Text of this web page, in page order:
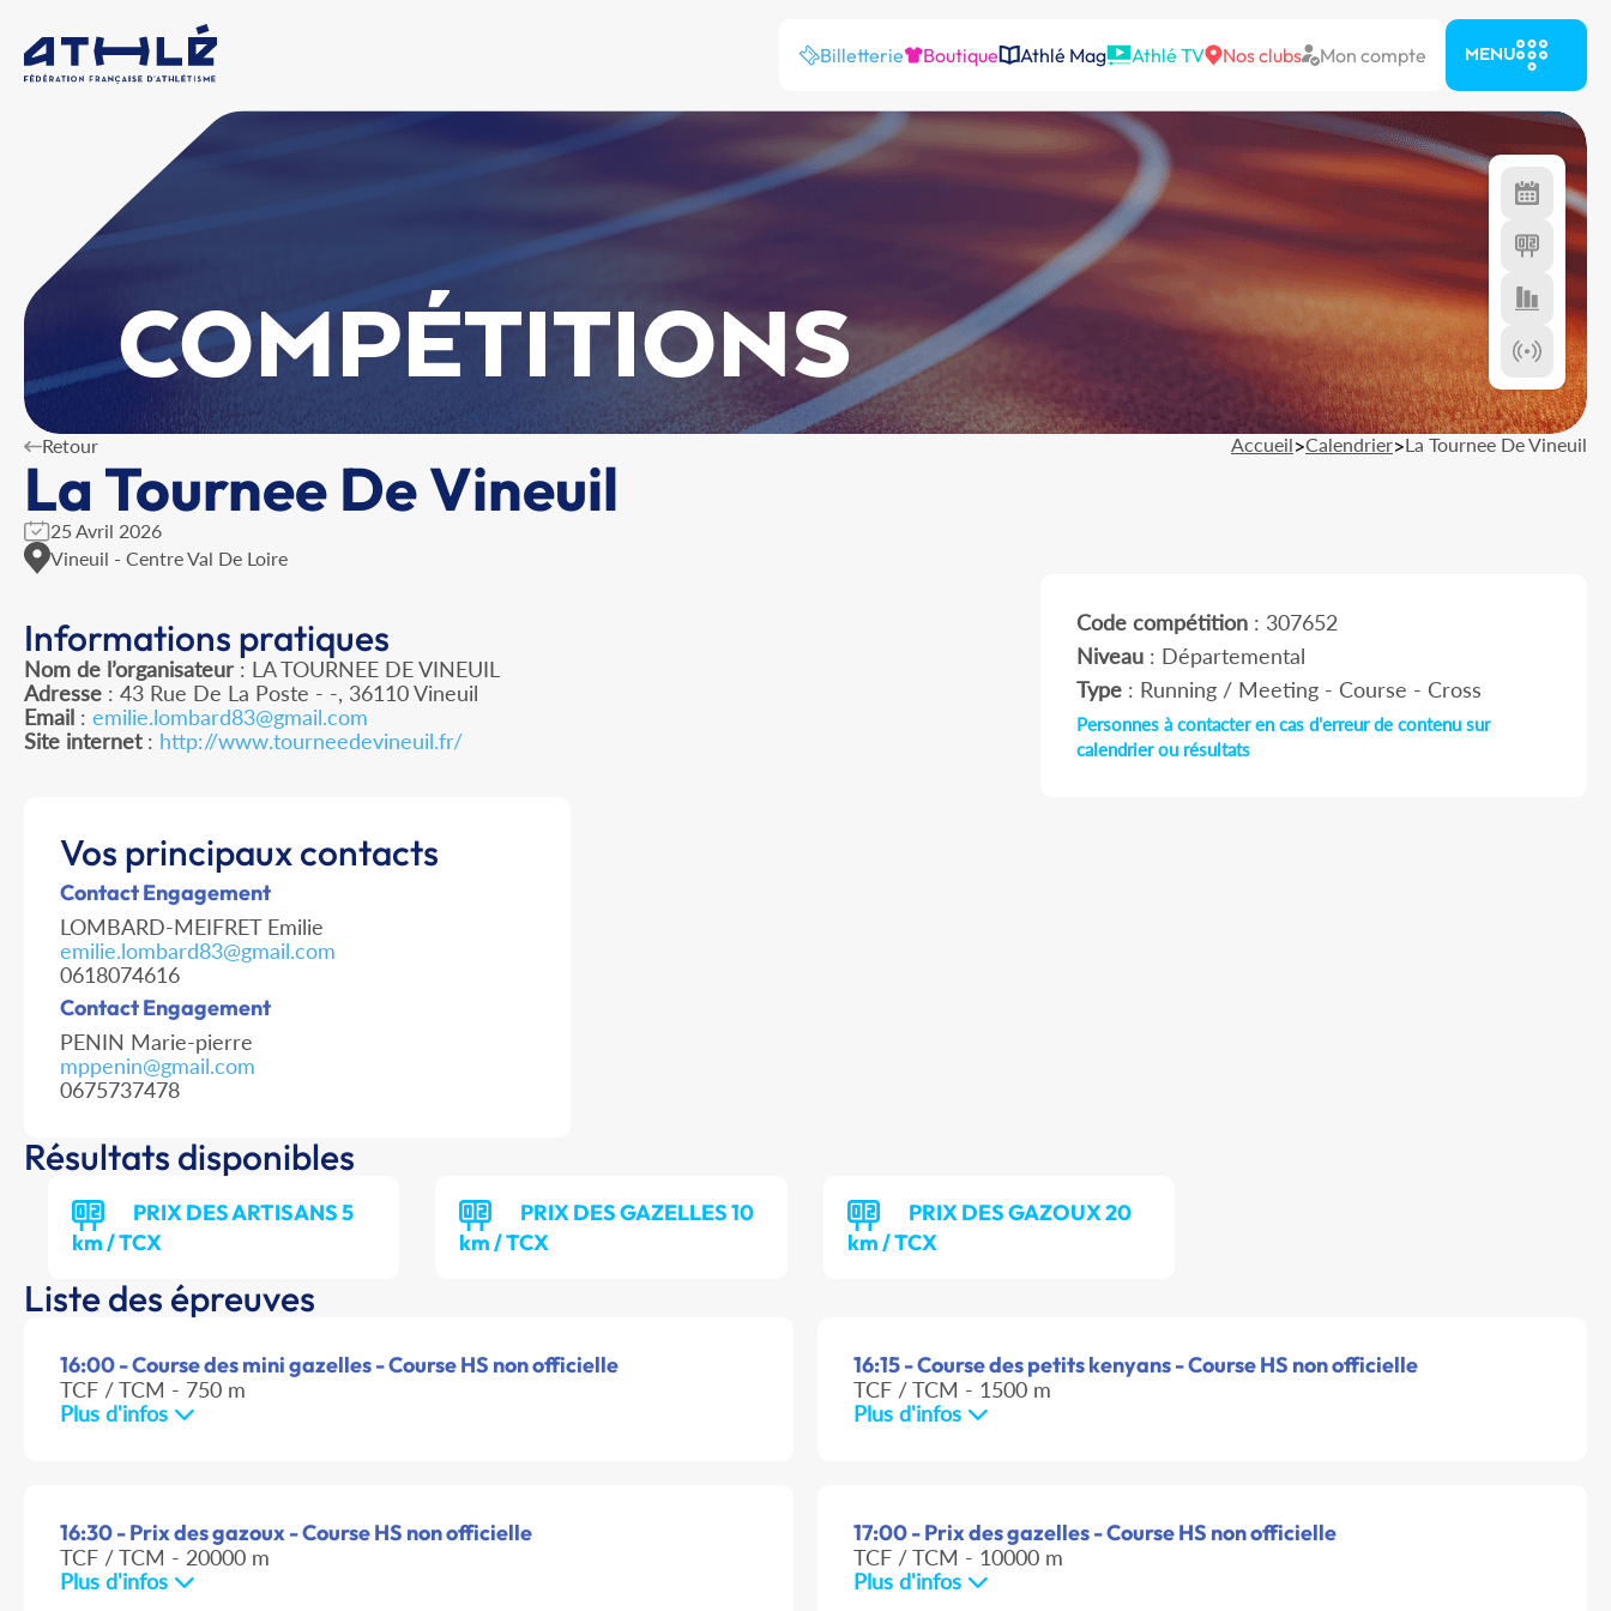
Billetterie Boutique Athlé Mag Athlé TV Nos clubs Mon compte MENU
COMPÉTITIONS
Retour Accueil>Calendrier>La Tournee De Vineuil
La Tournee De Vineuil
25 Avril 2026
Vineuil - Centre Val De Loire
Informations pratiques
Nom de l’organisateur : LA TOURNEE DE VINEUIL
Adresse : 43 Rue De La Poste - -, 36110 Vineuil
Email : emilie.lombard83@gmail.com
Site internet: http://www.tourneedevineuil.fr/
Code compétition: 307652
Niveau: Départemental
Type: Running / Meeting - Course - Cross
Personnes à contacter en cas d'erreur de contenu sur
calendrier ou résultats
Vos principaux contacts
Contact Engagement
LOMBARD-MEIFRET Emilie
emilie.lombard83@gmail.com
0618074616
Contact Engagement
PENIN Marie-pierre
mppenin@gmail.com
0675737478
Résultats disponibles
PRIX DES ARTISANS 5
km / TCX
PRIX DES GAZELLES 10
km / TCX
PRIX DES GAZOUX 20
km / TCX
Liste des épreuves
16:00 - Course des mini gazelles - Course HS non officielle
TCF / TCM - 750 m
Plus d'infos
16:15 - Course des petits kenyans - Course HS non officielle
TCF / TCM - 1500 m
Plus d'infos
16:30 - Prix des gazoux - Course HS non officielle
TCF / TCM - 20000 m
Plus d'infos
17:00 - Prix des gazelles - Course HS non officielle
TCF / TCM - 10000 m
Plus d'infos